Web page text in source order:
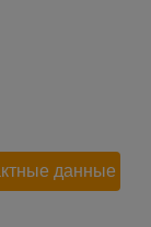
данные